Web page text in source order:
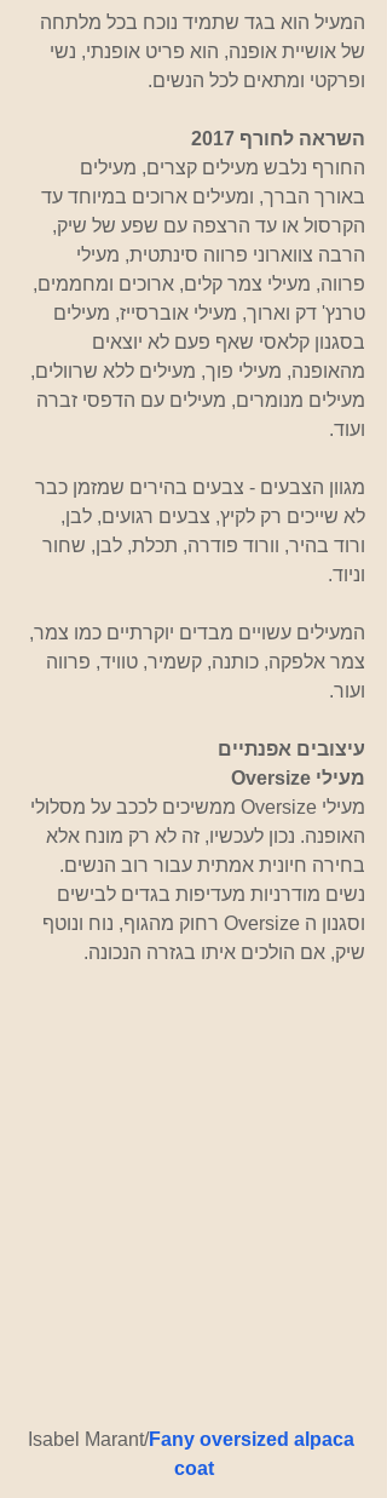
המעיל הוא בגד שתמיד נוכח בכל מלתחה
של אושיית אופנה, הוא פריט אופנתי, נשי
ופרקטי ומתאים לכל הנשים.
השראה לחורף 2017
החורף נלבש מעילים קצרים, מעילים
באורך הברך, ומעילים ארוכים במיוחד עד
הקרסול או עד הרצפה עם שפע של שיק,
הרבה צווארוני פרווה סינתטית, מעילי
פרווה, מעילי צמר קלים, ארוכים ומחממים,
טרנץ' דק וארוך, מעילי אוברסייז, מעילים
בסגנון קלאסי שאף פעם לא יוצאים
מהאופנה, מעילי פוך, מעילים ללא שרוולים,
מעילים מנומרים, מעילים עם הדפסי זברה
ועוד.
מגוון הצבעים - צבעים בהירים שמזמן כבר
לא שייכים רק לקיץ, צבעים רגועים, לבן,
ורוד בהיר, וורוד פודרה, תכלת, לבן, שחור
וניוד.
המעילים עשויים מבדים יוקרתיים כמו צמר,
צמר אלפקה, כותנה, קשמיר, טוויד, פרווה
ועור.
עיצובים אפנתיים
מעילי Oversize
מעילי Oversize ממשיכים לככב על מסלולי
האופנה. נכון לעכשיו, זה לא רק מונח אלא
בחירה חיונית אמתית עבור רוב הנשים.
נשים מודרניות מעדיפות בגדים לבישים
וסגנון ה Oversize רחוק מהגוף, נוח ונוטף
שיק, אם הולכים איתו בגזרה הנכונה.
Isabel Marant/Fany oversized alpaca
coat